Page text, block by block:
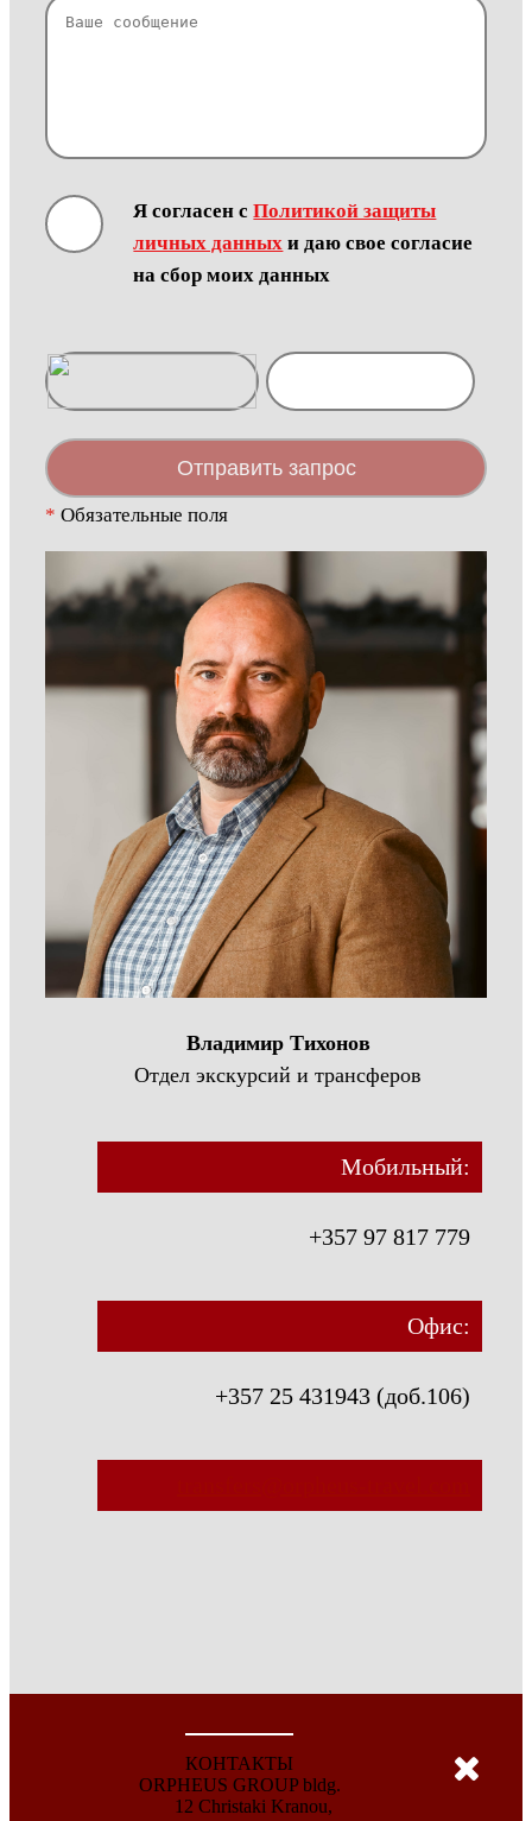
Я согласен сПолитикой защиты
личных данных и даю свое согласие
на сбор моих данных
Отправить запрос
* Обязательные поля
Владимир Тихонов
Отдел экскурсий и трансферов
Мобильный:
+357 97 817 779
Офис:
+357 25 431943 (доб.106)
КОНТАКТЫ
ORPHEUS GROUP bldg.
12 Christaki Kranou,